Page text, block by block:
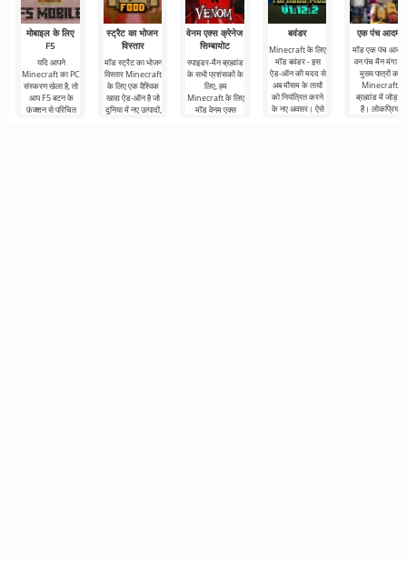
मोबाइल के लिए
F5
यदि आपने
Minecraft का PC
संस्करण खेला है, तो
आप F5 बटन के
फ़ंक्शन से परिचित
स्ट्रैट का भोजन
विस्तार
मॉड स्ट्रैट का भोजन
विस्तार Minecraft
के लिए एक वैश्विक
खाद्य ऐड-ऑन है जो
दुनिया में नए उत्पादों,
वेनम एक्स क्रेनेज
सिम्बायोट
स्पाइडर-मैन ब्रह्मांड
के सभी प्रशंसकों के
लिए, हम
Minecraft के लिए
मॉड वेनम एक्स
बवंडर
Minecraft के लिए
मॉड बवंडर - इस
ऐड-ऑन की मदद से
अब मौसम के तत्वों
को नियंत्रित करने
के नए अवसर। ऐसे
एक पंच आदमी
मॉड एक पंच आदमी
वन पंच मैन मंगा के
मुख्य पात्रों को
Minecraft
ब्रह्मांड में जोड़ता
है। लोकप्रिय